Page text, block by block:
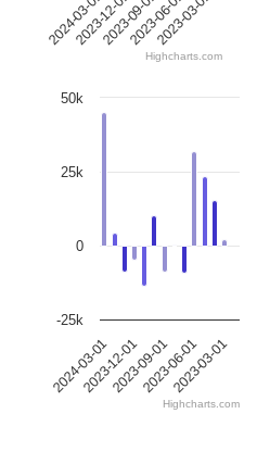
2024-03-01
2023-12-01
2023-09-01
2023-06-01
2023-03-01
Highcharts.com
2024-03-01
2023-12-012023-09-012023-06-012023-03-01
0
-25k
25k
50k
Highcharts.com